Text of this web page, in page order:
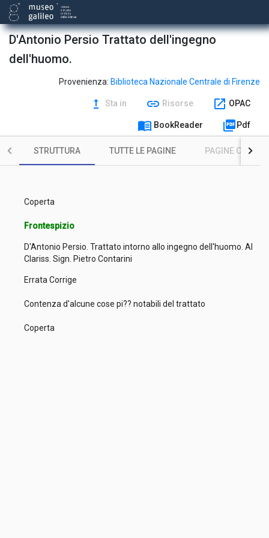
D'Antonio Persio Trattato dell'ingegno
dell'huomo.
Provenienza: Biblioteca Nazionale Centrale di Firenze
upgrade Sta in link Risorse open_in_new OPAC
menu_book BookReader picture_as_pdf Pdf
STRUTTURA TUTTE LE PAGINE PAGINE CON
Coperta
Frontespizio
D'Antonio Persio. Trattato intorno allo ingegno dell'huomo. Al
Clariss. Sign. Pietro Contarini
Errata Corrige
Contenza d'alcune cose pi?? notabili del trattato
Coperta